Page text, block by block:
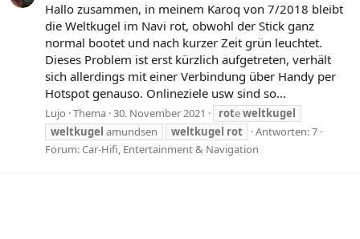
Hallo zusammen, in meinem Karoq von 7/2018 bleibt
die Weltkugel im Navi rot, obwohl der Stick ganz
normal bootet und nach kurzer Zeit grün leuchtet.
Dieses Problem ist erst kürzlich aufgetreten, verhält
sich allerdings mit einer Verbindung über Handy per
Hotspot genauso. Onlineziele usw sind so...
Lujo Thema 30. November 2021 roteweltkugel
weltkugel amundsen weltkugel rot
Antworten: 7
Forum:Car-Hifi, Entertainment & Navigation